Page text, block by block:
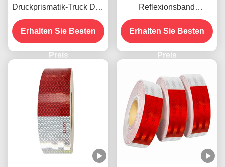
Druckprismatik-Truck Dot-
C2-Reflexionsband
Erhalten Sie Besten
Preis
Reflexionsband
Selbstklebstoff
Wetterbeständig
Erhalten Sie Besten
Preis